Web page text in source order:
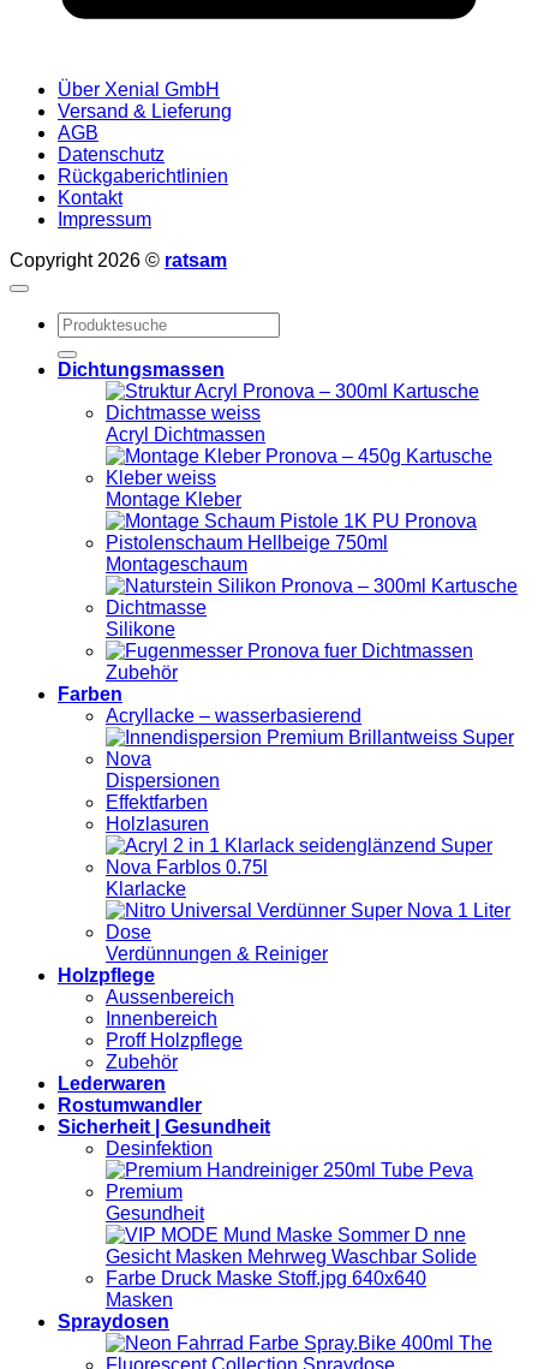
Über Xenial GmbH
Versand & Lieferung
AGB
Datenschutz
Rückgaberichtlinien
Kontakt
Impressum
Copyright 2026 © ratsam
Suchen
nach:
Dichtungsmassen
Acryl Dichtmassen
Montage Kleber
Montageschaum
Silikone
Zubehör
Farben
Acryllacke – wasserbasierend
Dispersionen
Effektfarben
Holzlasuren
Klarlacke
Verdünnungen & Reiniger
Holzpflege
Aussenbereich
Innenbereich
Proff Holzpflege
Zubehör
Lederwaren
Rostumwandler
Sicherheit | Gesundheit
Desinfektion
Gesundheit
Masken
Spraydosen